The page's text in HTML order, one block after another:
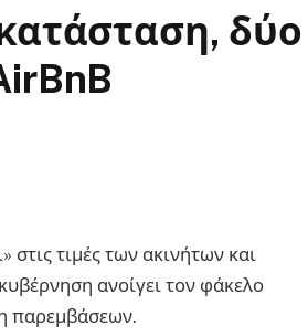
δύο
στις τιμές των ακινήτων και
ανοίγει τον φάκελο
παρεμβάσεων.